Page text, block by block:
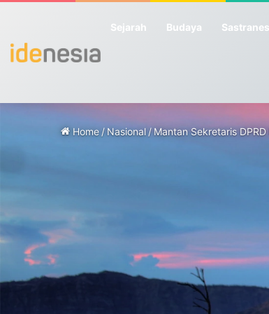
Sejarah Budaya
Home /Nasional /Mantan Sekretaris